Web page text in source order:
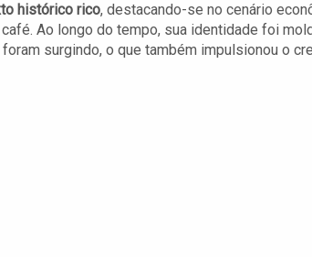
histórico rico, destacando-se no cenário
Ao longo do tempo, sua identidade foi
surgindo, o que também impulsionou o